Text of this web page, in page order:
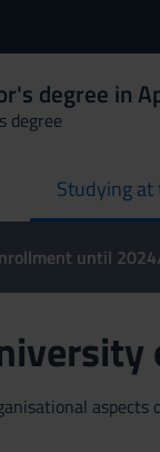
degree in
degree
Studying
until